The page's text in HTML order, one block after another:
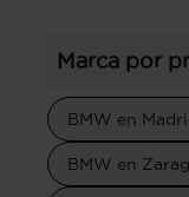
Marca por
BMW en
BMW en